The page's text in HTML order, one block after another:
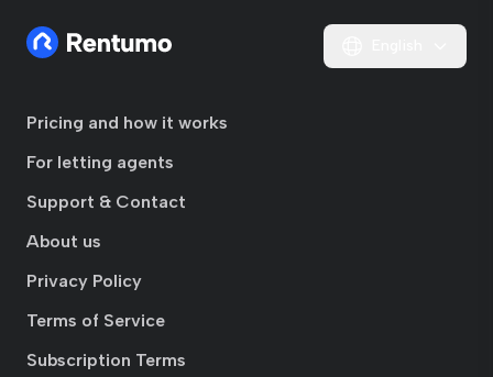
Pricing and how it works
For letting agents
Support & Contact
About us
Privacy Policy
Terms of Service
Subscription Terms